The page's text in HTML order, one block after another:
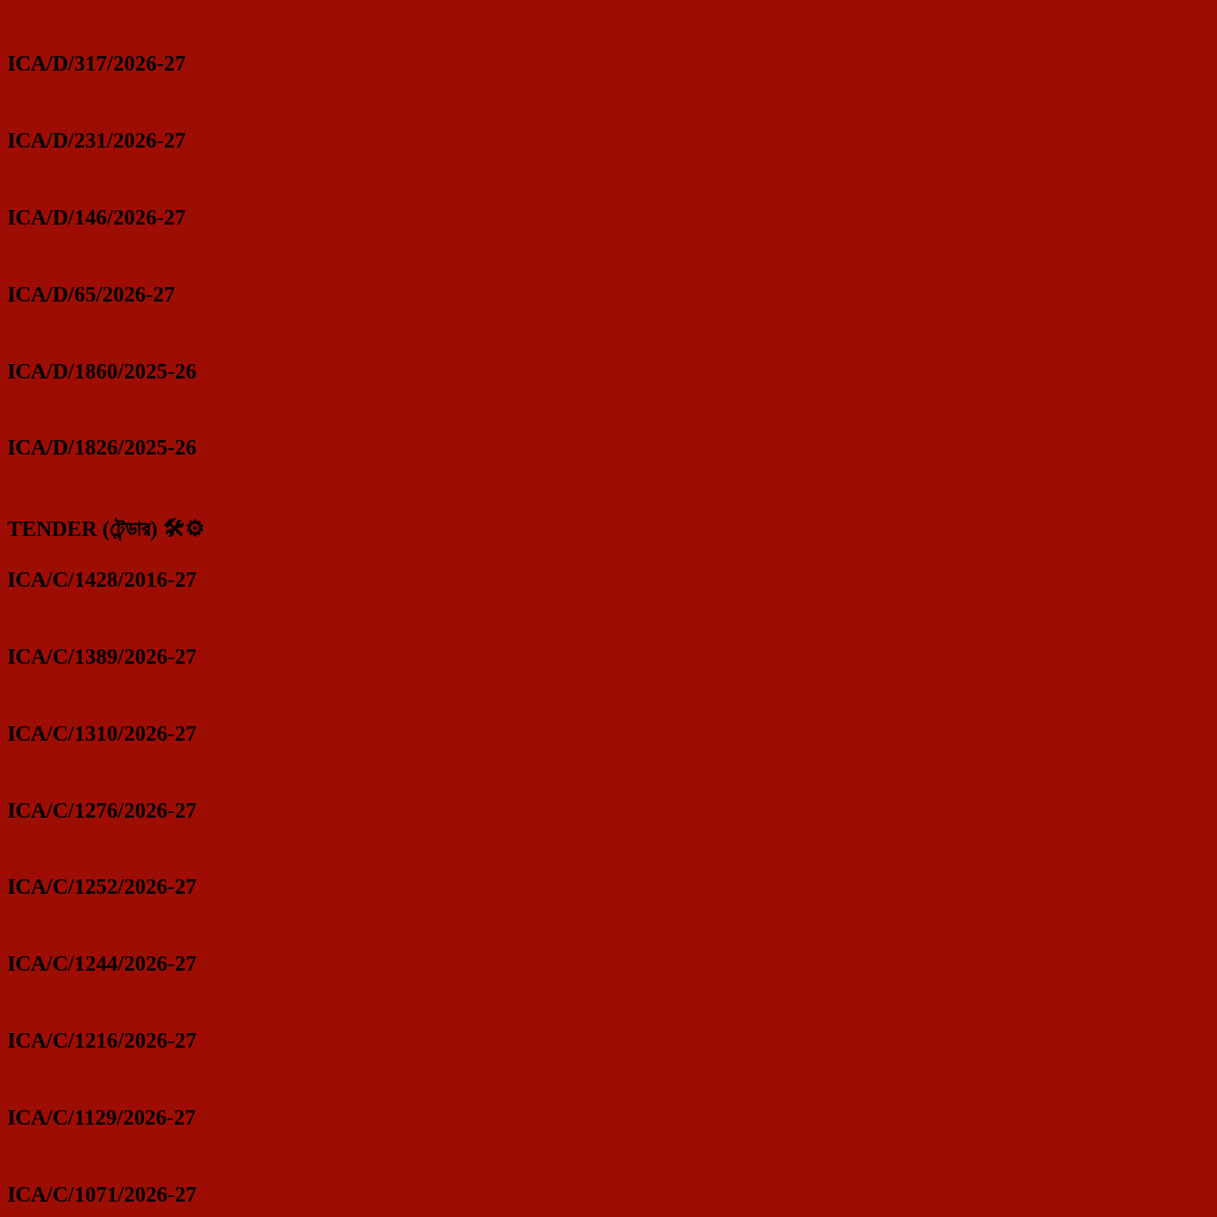
ICA/D/317/2026-27
ICA/D/231/2026-27
ICA/D/146/2026-27
ICA/D/65/2026-27
ICA/D/1860/2025-26
ICA/D/1826/2025-26
TENDER (টেন্ডার) 🛠️⚙️
ICA/C/1428/2016-27
ICA/C/1389/2026-27
ICA/C/1310/2026-27
ICA/C/1276/2026-27
ICA/C/1252/2026-27
ICA/C/1244/2026-27
ICA/C/1216/2026-27
ICA/C/1129/2026-27
ICA/C/1071/2026-27